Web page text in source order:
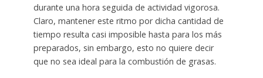
durante una hora seguida de actividad vigorosa.
Claro, mantener este ritmo por dicha cantidad de
tiempo resulta casi imposible hasta para los más
preparados, sin embargo, esto no quiere decir
que no sea ideal para la combustión de grasas.